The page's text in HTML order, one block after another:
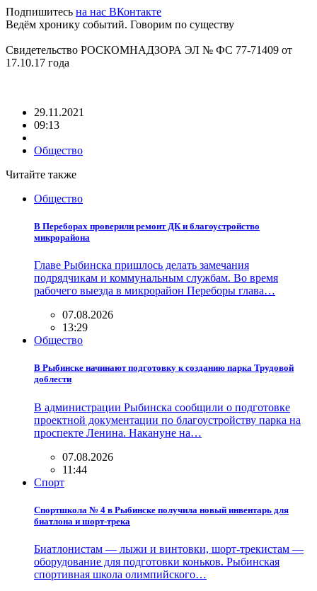
Подпишитесь на нас ВКонтакте
Ведём хронику событий. Говорим по существу
Свидетельство РОСКОМНАДЗОРА ЭЛ № ФС 77-71409 от
17.10.17 года
29.11.2021
09:13
Общество
Читайте также
Общество
В Переборах проверили ремонт ДК и благоустройство
микрорайона
Главе Рыбинска пришлось делать замечания
подрядчикам и коммунальным службам. Во время
рабочего выезда в микрорайон Переборы глава…
07.08.2026
13:29
Общество
В Рыбинске начинают подготовку к созданию парка Трудовой
доблести
В администрации Рыбинска сообщили о подготовке
проектной документации по благоустройству парка на
проспекте Ленина. Накануне на…
07.08.2026
11:44
Спорт
Спортшкола № 4 в Рыбинске получила новый инвентарь для
биатлона и шорт-трека
Биатлонистам — лыжи и винтовки, шорт-трекистам —
оборудование для подготовки коньков. Рыбинская
спортивная школа олимпийского…